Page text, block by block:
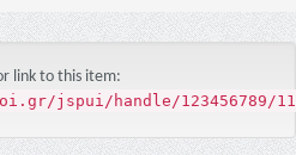
link to this item:
jspui/handle/123456789/